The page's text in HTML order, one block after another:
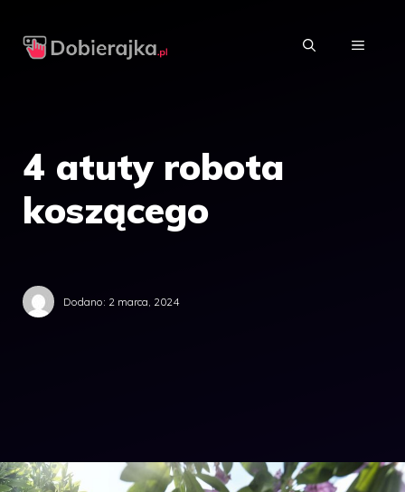
MENU
4 atuty robota
koszącego
Dodano: 2 marca, 2024